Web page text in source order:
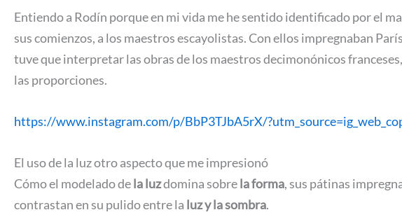
Entiendo a Rodín porque en mi vida me he sentido identificado por el
sus comienzos, a los maestros escayolistas. Con ellos impregnaban
tuve que interpretar las obras de los maestros decimonónicos
las proporciones.
https://www.instagram.com/p/BbP3TJbA5rX/?utm_sour
El uso de la luz otro aspecto que me impresionó
Cómo el modelado dela luzdomina sobrela forma, sus pátinas
contrastan en su pulido entre la luz y la sombra.